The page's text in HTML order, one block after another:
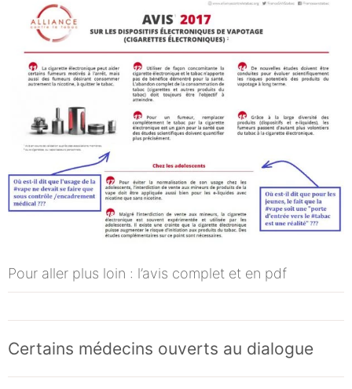
Pour aller plus loin : l’avis complet et en pdf
Certains médecins ouverts au dialogue